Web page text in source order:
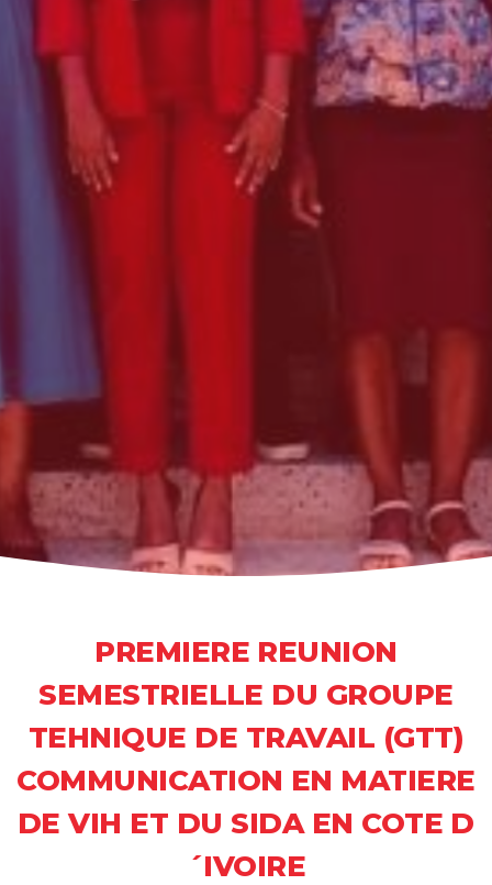
PREMIERE REUNION
SEMESTRIELLE DU GROUPE
TEHNIQUE DE TRAVAIL (GTT)
COMMUNICATION EN MATIERE
DE VIH ET DU SIDA EN COTE D
´IVOIRE